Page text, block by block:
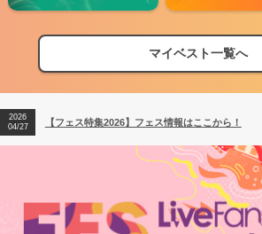
マイベスト一覧へ
【フェス特集2026】フェス情報はここから！
【ライブ動員ランキング】2026年上半期編発表！
2026
04/27
【フェス特集2026】フェス情報はここから！
2026
【ライブ動員ランキング】2026年上半期編発表！